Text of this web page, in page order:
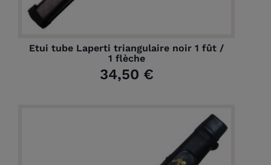
Etui tube Laperti triangulaire noir 1 fût /
1 flèche
34,50 €